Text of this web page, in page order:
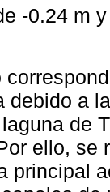
-0.24 m
debido a
de
ello, se
principal